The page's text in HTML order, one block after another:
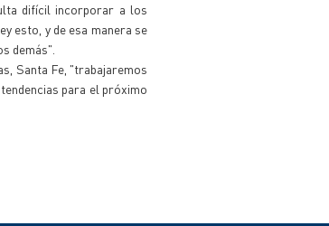
difícil incorporar a los
esto, y de esa manera se
demás".
Santa Fe, "trabajaremos
para el próximo